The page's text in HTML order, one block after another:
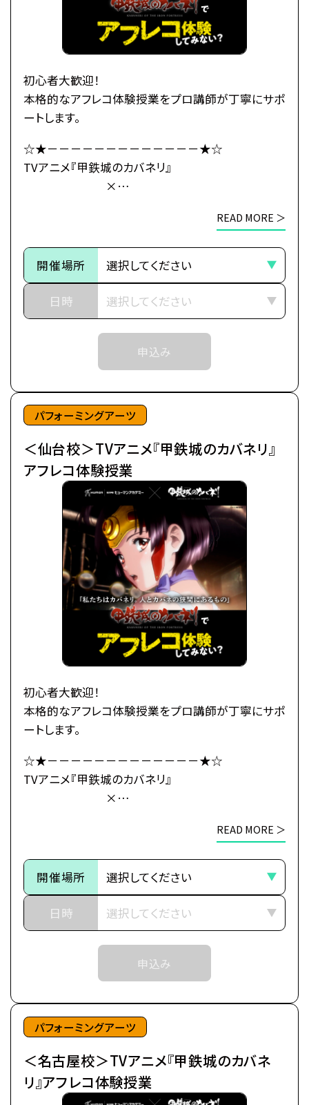
玄路、虎落、海門の民と「連合軍」を結成し、
カバネ撃退の策を立てるのだが、
「海門」の地にはある“秘密”が
隠されていたのだった――。
そのため、ご予約状況により、
抽選等の対応をさせていただく場合がございます。
※当日ご参加いただける方には校舎の職員より
予約確定のご連絡をいたします。
それまでは予約完了しておりませんので
予めご了承ください。
※中学生以上の方が対象となります。
©カバネリ製作委員会
初心者大歓迎！
本格的なアフレコ体験授業をプロ講師が丁寧にサポ
ートします。
☆★－－－－－－－－－－－－－★☆
TVアニメ『甲鉄城のカバネリ』
×
☆★－－－－－－－－－－－－－★☆
～イントロダクション～
その旅路の先に、新たな運命（さだめ）
世界中に産業革命の波が押し寄せ、
近世から近代に移り変わろうとした頃、
突如として不死の怪物が現れた。
後にカバネと呼ばれる事になるそれらは、
鋼鉄の皮膜に覆われた心臓を持ち、
噛んだ者までもカバネにしてしまう。
カバネは爆発的に増殖し、
全世界を覆い尽くしていった。
極東の島国である日ノ本（ひのもと）で、
分厚い装甲に覆われた蒸気機関車、
通称・駿城（はやじろ）の一つ、
甲鉄城（こうてつじょう）に乗り込んだ生駒たちは、
熾烈な戦いを潜り抜け、カバネと人の新たな攻防戦
日本海に面する廃坑駅「海門（うなと）」に辿りつい
生駒たちは、同じくカバネから「海門」を奪取せんとす
玄路、虎落、海門の民と「連合軍」を結成し、
カバネ撃退の策を立てるのだが、
「海門」の地にはある“秘密”が
隠されていたのだった――。
そのため、ご予約状況により、
抽選等の対応をさせていただく場合がございます。
※当日ご参加いただける方には校舎の職員より
予約確定のご連絡をいたします。
それまでは予約完了しておりませんので
予めご了承ください。
※中学生以上の方が対象となります。
©カバネリ製作委員会
READ MORE ＞
開催場所
日時
申込み
パフォーミングアーツ
＜仙台校＞TVアニメ『甲鉄城のカバネリ』
アフレコ体験授業
初心者大歓迎！
本格的なアフレコ体験授業をプロ講師が丁寧にサポ
ートします。
☆★－－－－－－－－－－－－－★☆
TVアニメ『甲鉄城のカバネリ』
×
☆★－－－－－－－－－－－－－★☆
～イントロダクション～
その旅路の先に、新たな運命（さだめ）
世界中に産業革命の波が押し寄せ、
近世から近代に移り変わろうとした頃、
突如として不死の怪物が現れた。
後にカバネと呼ばれる事になるそれらは、
鋼鉄の皮膜に覆われた心臓を持ち、
噛んだ者までもカバネにしてしまう。
カバネは爆発的に増殖し、
全世界を覆い尽くしていった。
極東の島国である日ノ本（ひのもと）で、
分厚い装甲に覆われた蒸気機関車、
READ MORE ＞
開催場所
日時
申込み
パフォーミングアーツ
＜名古屋校＞TVアニメ『甲鉄城のカバネ
リ』アフレコ体験授業